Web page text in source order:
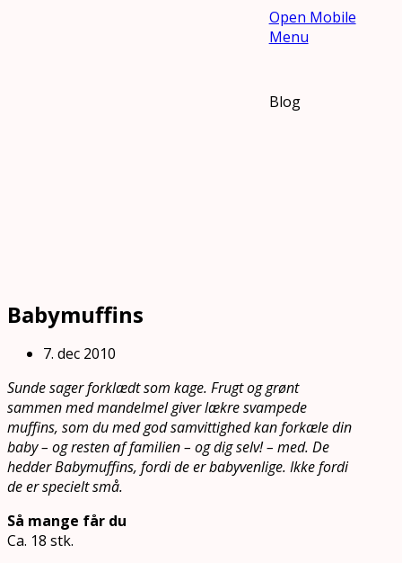
Open Mobile
Menu
Blog
Babymuffins
7. dec 2010
Sunde sager forklædt som kage. Frugt og grønt
sammen med mandelmel giver lækre svampede
muffins, som du med god samvittighed kan forkæle din
baby – og resten af familien – og dig selv! – med. De
hedder Babymuffins, fordi de er babyvenlige. Ikke fordi
de er specielt små.
Så mange får du
Ca. 18 stk.